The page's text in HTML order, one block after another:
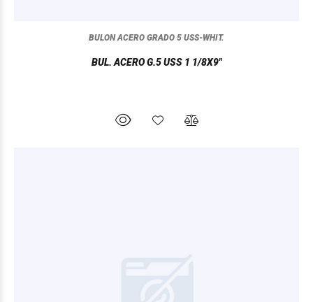
BULON ACERO GRADO 5 USS-WHIT.
BUL. ACERO G.5 USS 1 1/8X9"